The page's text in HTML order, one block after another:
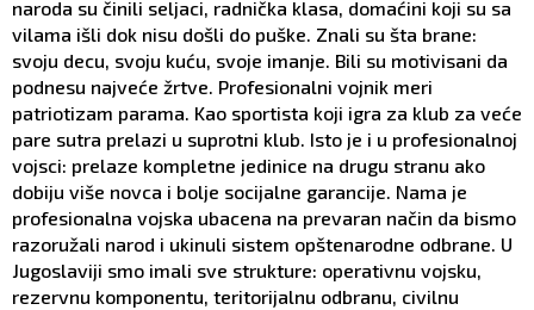
naroda su činili seljaci, radnička klasa, domaćini koji su sa
vilama išli dok nisu došli do puške. Znali su šta brane:
svoju decu, svoju kuću, svoje imanje. Bili su motivisani da
podnesu najveće žrtve. Profesionalni vojnik meri
patriotizam parama. Kao sportista koji igra za klub za veće
pare sutra prelazi u suprotni klub. Isto je i u profesionalnoj
vojsci: prelaze kompletne jedinice na drugu stranu ako
dobiju više novca i bolje socijalne garancije. Nama je
profesionalna vojska ubacena na prevaran način da bismo
razoružali narod i ukinuli sistem opštenarodne odbrane. U
Jugoslaviji smo imali sve strukture: operativnu vojsku,
rezervnu komponentu, teritorijalnu odbranu, civilnu